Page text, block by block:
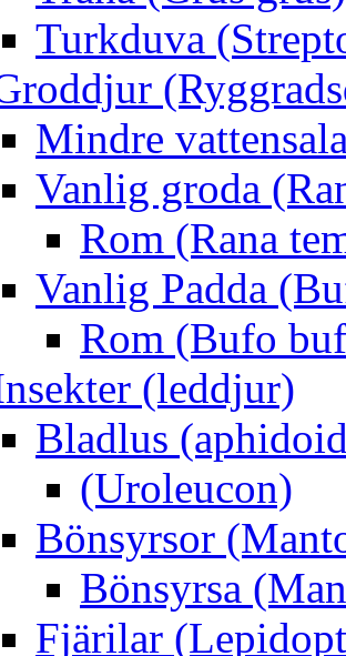
Turkduva
Mindre
Vanlig groda
Rom (Rana
Vanlig Padda
Rom (Bufo
(leddjur)
Bladlus
(Uroleucon)
Bönsyrsor
Bönsyrsa
Fjärilar